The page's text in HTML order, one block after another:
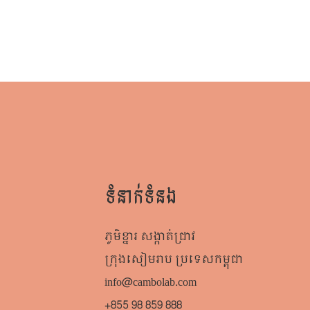
ទំនាក់ទំនង
ភូមិខ្នារ សង្កាត់ជ្រាវ
ក្រុងសៀមរាប​ ប្រទេសកម្ពុជា
info@cambolab.com
+855 98 859 888